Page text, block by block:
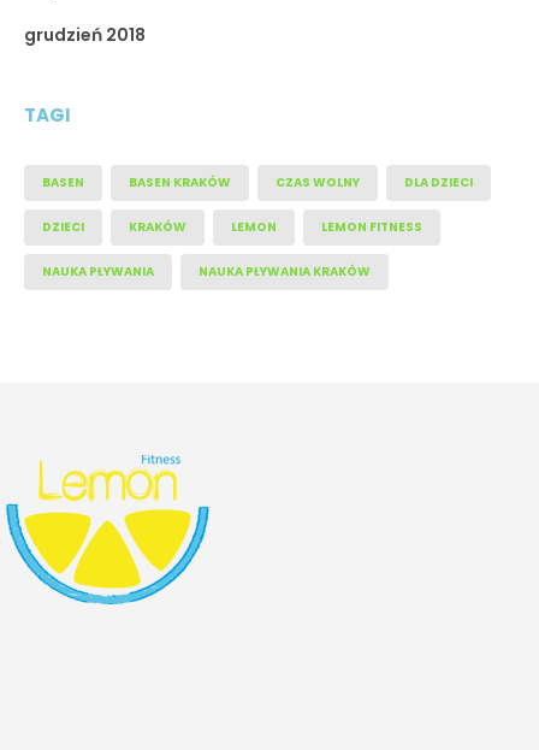
grudzień 2018
TAGI
BASEN BASEN KRAKÓW CZAS WOLNY DLA DZIECI
DZIECI KRAKÓW LEMON LEMON FITNESS
NAUKA PŁYWANIA NAUKA PŁYWANIA KRAKÓW